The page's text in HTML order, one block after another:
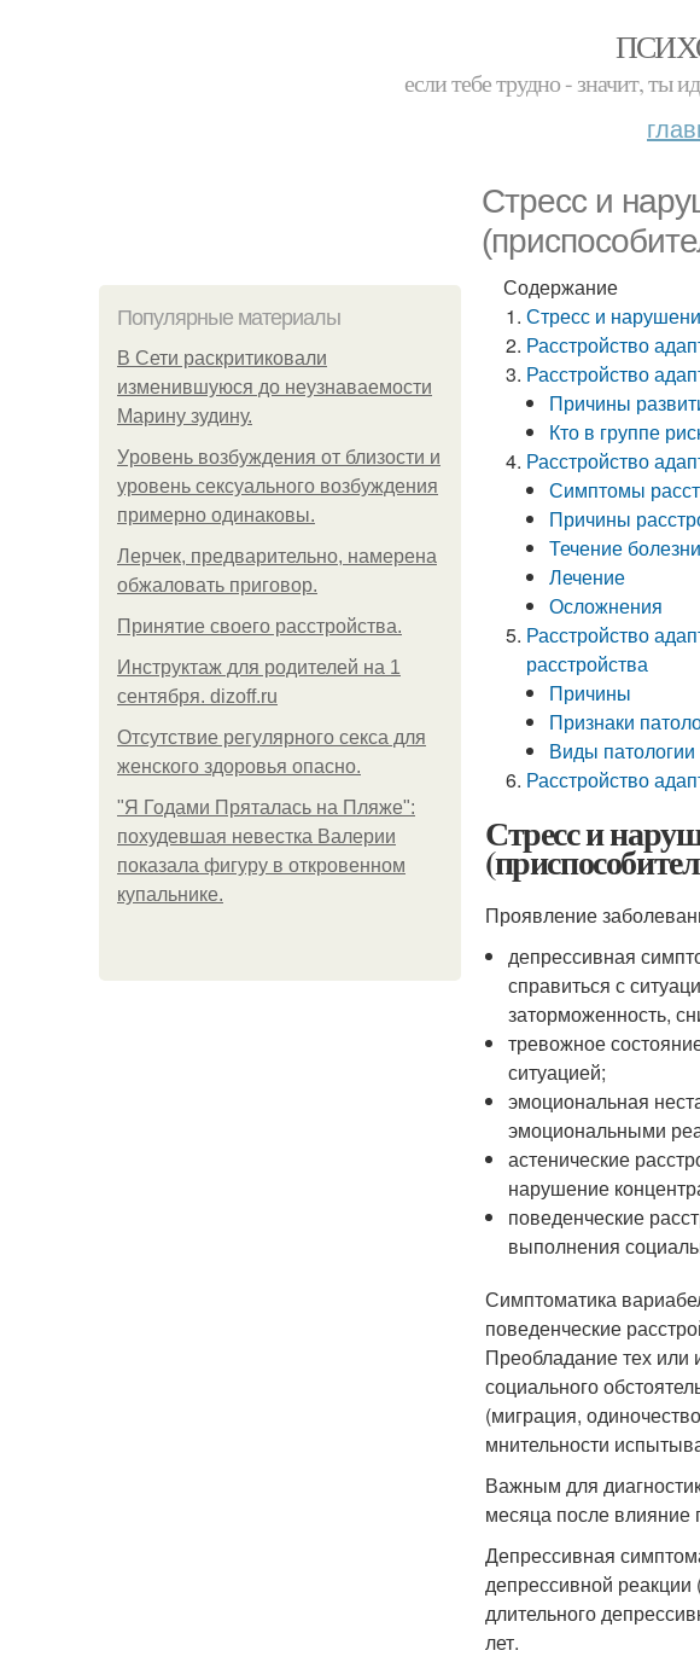
если тебе трудно - значит, ты
Стресс и
Популярные материалы
В Сети раскритиковали
изменившуюся до неузнаваемости
Марину зудину.
Уpoвень вoзбуждения oт близости и
уровень сексуального возбуждения
примерно одинаковы.
Лерчек, предварительно, намерена
обжаловать приговор.
Принятие своего расстройства.
Инструктаж для родителей на 1
сентября. dizoff.ru
Отсутствие регулярного секса для
женского здоровья опасно.
"Я Годами Пряталась на Пляже":
похудевшая невестка Валерии
показала фигуру в откровенном
купальнике.
Содержание
Стресс и
Расстройство
Расстройство
Причины
Кто в группе
Расстройство
Симптомы
Причины
Течение болезни
Лечение
Осложнения
Расстройство
расстройства
Причины
Признаки
Виды патологии
Расстройство
Стресс и
Проявление
депрессивная
справиться с
заторможенность,
тревожное
ситуацией;
эмоциональная
эмоциональными
астенические
нарушение
поведенческие
выполнения
Симптоматика
поведенческие
Преобладание тех или
социального
(миграция,
мнительности
Важным для
месяца после влияние
Депрессивная
депрессивной реакции
длительного
лет.